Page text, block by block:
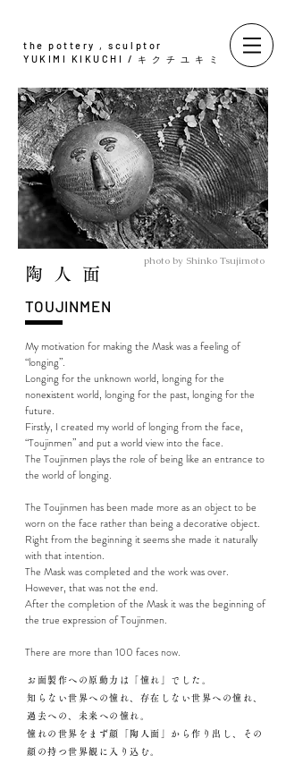
the pottery , sculptor
YUKIMI KIKUCHI /
キクチユキミ
陶人面
photo by Shinko Tsujimoto
​TOUJINMEN
My motivation for making the Mask was a feeling of
“longing”.
Longing for the unknown world, longing for the
nonexistent world, longing for the past, longing for the
future.
Firstly, I created my world of longing from the face,
“Toujinmen” and put a world view into the face.
The Toujinmen plays the role of being like an entrance to
the world of longing.
The Toujinmen has been made more as an object to be
worn on the face rather than being a decorative object.
Right from the beginning it seems she made it naturally
with that intention.
The Mask was completed and the work was over.
However, that was not the end.
After the completion of the Mask it was the beginning of
the true expression of Toujinmen.
There are more than 100 faces now.
お面製作への原動力は「憧れ」でした。
知らない世界への憧れ、存在しない世界への憧れ、
過去への、未来への憧れ。
憧れの世界をまず顔「陶人面」から作り出し、その
顔の持つ世界観に入り込む。